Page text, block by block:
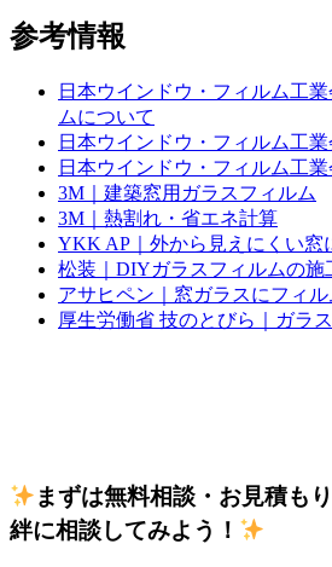
参考情報
日本ウインドウ・フィルム工
ムについて
日本ウインドウ・フィルム工
日本ウインドウ・フィルム工
3M｜建築窓用ガラスフィルム
3M｜熱割れ・省エネ計算
YKK AP｜外から見えにくい窓
松装｜DIYガラスフィルムの施
アサヒペン｜窓ガラスにフィ
厚生労働省 技のとびら｜ガラ
まずは無料相談・お見積も
絆に相談してみよう！